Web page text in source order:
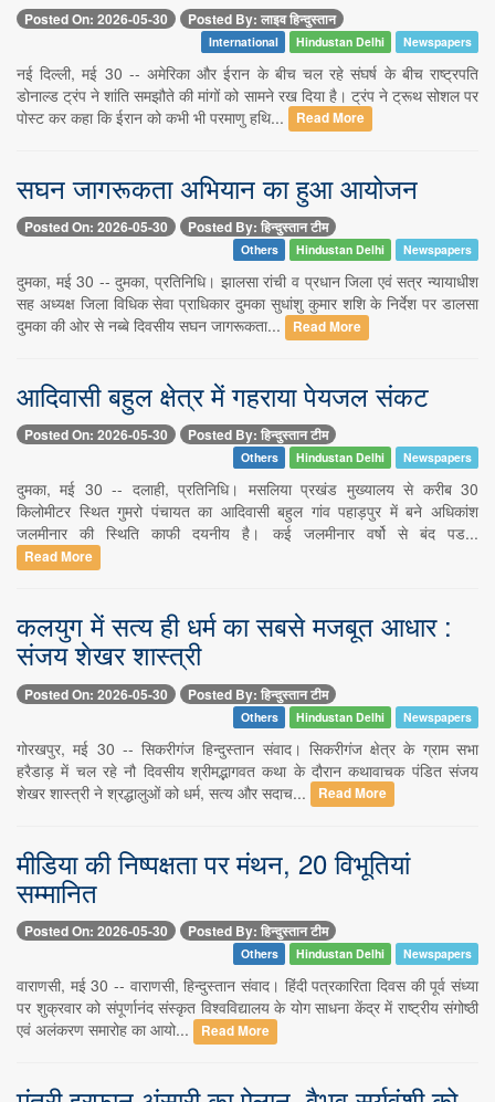
Posted On: 2026-05-30 Posted By: लाइव हिन्दुस्तान
International Hindustan Delhi Newspapers
नई दिल्ली, मई 30 -- अमेरिका और ईरान के बीच चल रहे संघर्ष के बीच राष्ट्रपति
डोनाल्ड ट्रंप ने शांति समझौते की मांगों को सामने रख दिया है। ट्रंप ने ट्रूथ सोशल पर
पोस्ट कर कहा कि ईरान को कभी भी परमाणु हथि...
Read More
सघन जागरूकता अभियान का हुआ आयोजन
Posted On: 2026-05-30 Posted By: हिन्दुस्तान टीम
Others Hindustan Delhi Newspapers
दुमका, मई 30 -- दुमका, प्रतिनिधि। झालसा रांची व प्रधान जिला एवं सत्र न्यायाधीश
सह अध्यक्ष जिला विधिक सेवा प्राधिकार दुमका सुधांशु कुमार शशि के निर्देश पर डालसा
दुमका की ओर से नब्बे दिवसीय सघन जागरूकता...
Read More
आदिवासी बहुल क्षेत्र में गहराया पेयजल संकट
Posted On: 2026-05-30 Posted By: हिन्दुस्तान टीम
Others Hindustan Delhi Newspapers
दुमका, मई 30 -- दलाही, प्रतिनिधि। मसलिया प्रखंड मुख्यालय से करीब 30
किलोमीटर स्थित गुमरो पंचायत का आदिवासी बहुल गांव पहाड़पुर में बने अधिकांश
जलमीनार की स्थिति काफी दयनीय है। कई जलमीनार वर्षो से बंद पड...
Read More
कलयुग में सत्य ही धर्म का सबसे मजबूत आधार :
संजय शेखर शास्त्री
Posted On: 2026-05-30 Posted By: हिन्दुस्तान टीम
Others Hindustan Delhi Newspapers
गोरखपुर, मई 30 -- सिकरीगंज हिन्दुस्तान संवाद। सिकरीगंज क्षेत्र के ग्राम सभा
हरैडाड़ में चल रहे नौ दिवसीय श्रीमद्भागवत कथा के दौरान कथावाचक पंडित संजय
शेखर शास्त्री ने श्रद्धालुओं को धर्म, सत्य और सदाच...
Read More
मीडिया की निष्पक्षता पर मंथन, 20 विभूतियां
सम्मानित
Posted On: 2026-05-30 Posted By: हिन्दुस्तान टीम
Others Hindustan Delhi Newspapers
वाराणसी, मई 30 -- वाराणसी, हिन्दुस्तान संवाद। हिंदी पत्रकारिता दिवस की पूर्व संध्या
पर शुक्रवार को संपूर्णानंद संस्कृत विश्वविद्यालय के योग साधना केंद्र में राष्ट्रीय संगोष्ठी
एवं अलंकरण समारोह का आयो...
Read More